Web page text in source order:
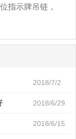
指示牌吊链，
2018/7/2
2018/6/29
2018/6/15